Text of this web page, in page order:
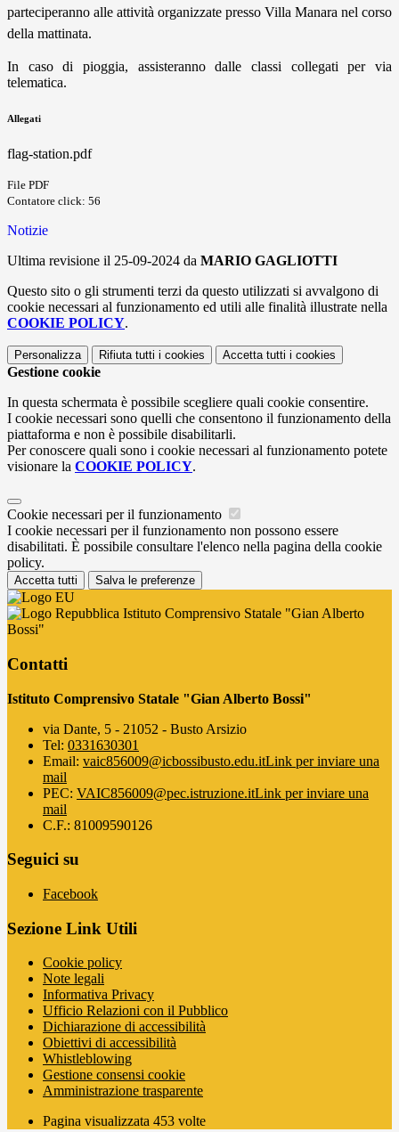
parteciperanno alle attività organizzate presso Villa Manara nel corso
della mattinata.
In caso di pioggia, assisteranno dalle classi collegati per via
telematica.
Allegati
flag-station.pdf
File PDF
Contatore click: 56
Notizie
Ultima revisione il 25-09-2024 da MARIO GAGLIOTTI
Questo sito o gli strumenti terzi da questo utilizzati si avvalgono di
cookie necessari al funzionamento ed utili alle finalità illustrate nella
COOKIE POLICY.
Personalizza Rifiuta tutti i cookies Accetta tutti i cookies
Gestione cookie
In questa schermata è possibile scegliere quali cookie consentire.
I cookie necessari sono quelli che consentono il funzionamento della
piattaforma e non è possibile disabilitarli.
Per conoscere quali sono i cookie necessari al funzionamento potete
visionare la COOKIE POLICY.
Cookie necessari per il funzionamento
I cookie necessari per il funzionamento non possono essere
disabilitati. È possibile consultare l'elenco nella pagina della cookie
policy.
Accetta tutti Salva le preferenze
Istituto Comprensivo Statale "Gian Alberto
Bossi"
Contatti
Istituto Comprensivo Statale "Gian Alberto Bossi"
via Dante, 5 - 21052 - Busto Arsizio
Tel: 0331630301
Email: vaic856009@icbossibusto.edu.itLink per inviare una
mail
PEC: VAIC856009@pec.istruzione.itLink per inviare una
mail
C.F.: 81009590126
Seguici su
Facebook
Sezione Link Utili
Cookie policy
Note legali
Informativa Privacy
Ufficio Relazioni con il Pubblico
Dichiarazione di accessibilità
Obiettivi di accessibilità
Whistleblowing
Gestione consensi cookie
Amministrazione trasparente
Pagina visualizzata 453 volte